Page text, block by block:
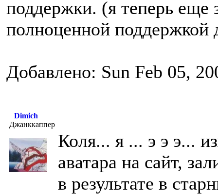
поддержки. (я теперь еще
полноценной
Добавлено: Sun Feb 05,
Dimich
Джанккаппер
Коля... я ... э э э...
аватара на сайт,
в результате в